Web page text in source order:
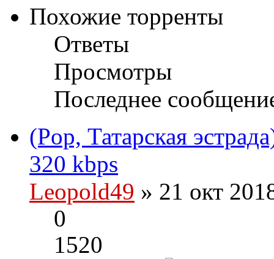
Похожие торренты
Ответы
Просмотры
Последнее
(Pop, Татарская
320 kbps
Leopold49 » 21 окт
0
1520